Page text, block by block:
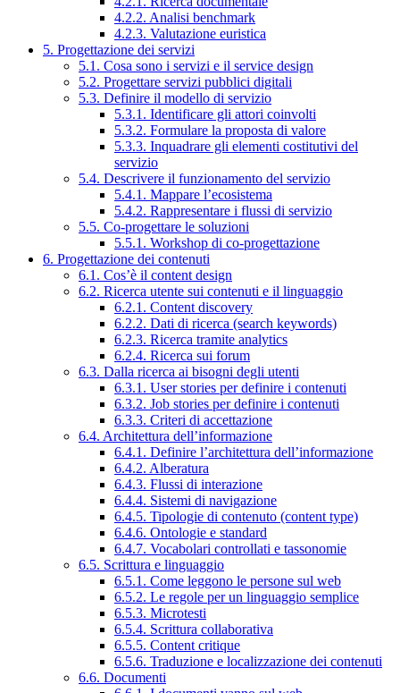
4.2.2. Analisi benchmark
4.2.3. Valutazione euristica
5. Progettazione dei servizi
5.1. Cosa sono i servizi e il service design
5.2. Progettare servizi pubblici digitali
5.3. Definire il modello di servizio
5.3.1. Identificare gli attori coinvolti
5.3.2. Formulare la proposta di valore
5.3.3. Inquadrare gli elementi costitutivi del
servizio
5.4. Descrivere il funzionamento del servizio
5.4.1. Mappare l’ecosistema
5.4.2. Rappresentare i flussi di servizio
5.5. Co-progettare le soluzioni
5.5.1. Workshop di co-progettazione
6. Progettazione dei contenuti
6.1. Cos’è il content design
6.2. Ricerca utente sui contenuti e il linguaggio
6.2.1. Content discovery
6.2.2. Dati di ricerca (search keywords)
6.2.3. Ricerca tramite analytics
6.2.4. Ricerca sui forum
6.3. Dalla ricerca ai bisogni degli utenti
6.3.1. User stories per definire i contenuti
6.3.2. Job stories per definire i contenuti
6.3.3. Criteri di accettazione
6.4. Architettura dell’informazione
6.4.1. Definire l’architettura dell’informazione
6.4.2. Alberatura
6.4.3. Flussi di interazione
6.4.4. Sistemi di navigazione
6.4.5. Tipologie di contenuto (content type)
6.4.6. Ontologie e standard
6.4.7. Vocabolari controllati e tassonomie
6.5. Scrittura e linguaggio
6.5.1. Come leggono le persone sul web
6.5.2. Le regole per un linguaggio semplice
6.5.3. Microtesti
6.5.4. Scrittura collaborativa
6.5.5. Content critique
6.5.6. Traduzione e localizzazione dei contenuti
6.6. Documenti